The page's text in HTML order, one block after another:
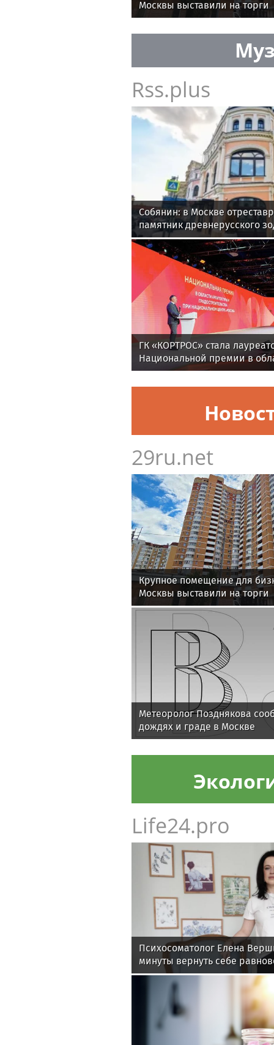
Москвы выставили на торги
Rss.plus
Собянин: в Москве
памятник древнерусского
ГК «КОРТРОС» стала
Национальной премии в
и градостроительства за
«Академический»
29ru.net
Крупное помещение для
Москвы выставили на торги
Метеоролог Позднякова
дождях и граде в Москве
Life24.pro
Психосоматолог Елена
минуты вернуть себе